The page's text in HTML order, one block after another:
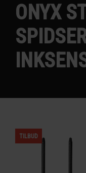
ONYX
TILBUD